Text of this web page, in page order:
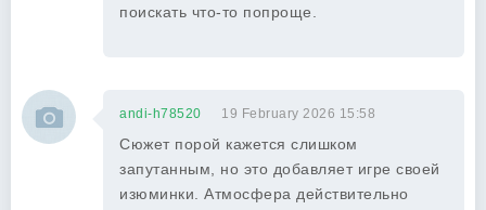
поискать что-то попроще.
andi-h78520 19 February 2026 15:58
Сюжет порой кажется слишком
запутанным, но это добавляет игре своей
изюминки. Атмосфера действительно